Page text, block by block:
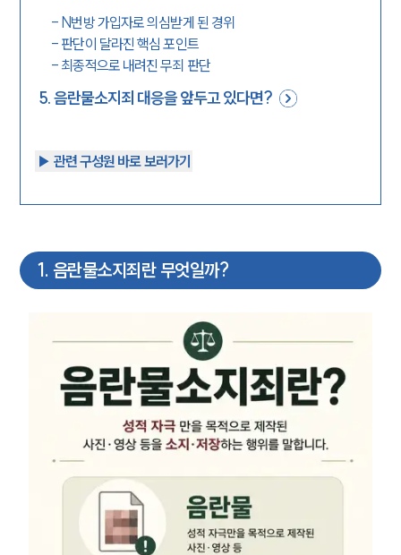
- N번방 가입자로 의심받게 된 경위
- 판단이 달라진 핵심 포인트
- 최종적으로 내려진 무죄 판단
5.음란물소지죄 대응을 앞두고 있다면?
▶︎ 관련 구성원 바로 보러가기
1. 음란물소지죄란 무엇일까?